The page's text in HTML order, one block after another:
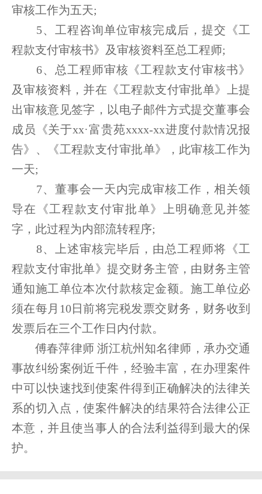
审核工作为五天;
5、工程咨询单位审核完成后，提交《工
程款支付审核书》及审核资料至总工程师;
6、总工程师审核《工程款支付审核书》
及审核资料，并在《工程款支付审批单》上提
出审核意见签字，以电子邮件方式提交董事会
成员《关于xx·富贵苑xxxx-xx进度付款情况报
告》、《工程款支付审批单》，此审核工作为
一天;
7、董事会一天内完成审核工作，相关领
导在《工程款支付审批单》上明确意见并签
字，此过程为内部流转程序;
8、上述审核完毕后，由总工程师将《工
程款支付审批单》提交财务主管，由财务主管
通知施工单位本次付款核定金额。施工单位必
须在每月10日前将完税发票交财务，财务收到
发票后在三个工作日内付款。
傅春萍律师 浙江杭州知名律师，承办交通
事故纠纷案例近千件，经验丰富，在办理案件
中可以快速找到使案件得到正确解决的法律关
系的切入点，使案件解决的结果符合法律公正
本意，并且使当事人的合法利益得到最大的保
护。